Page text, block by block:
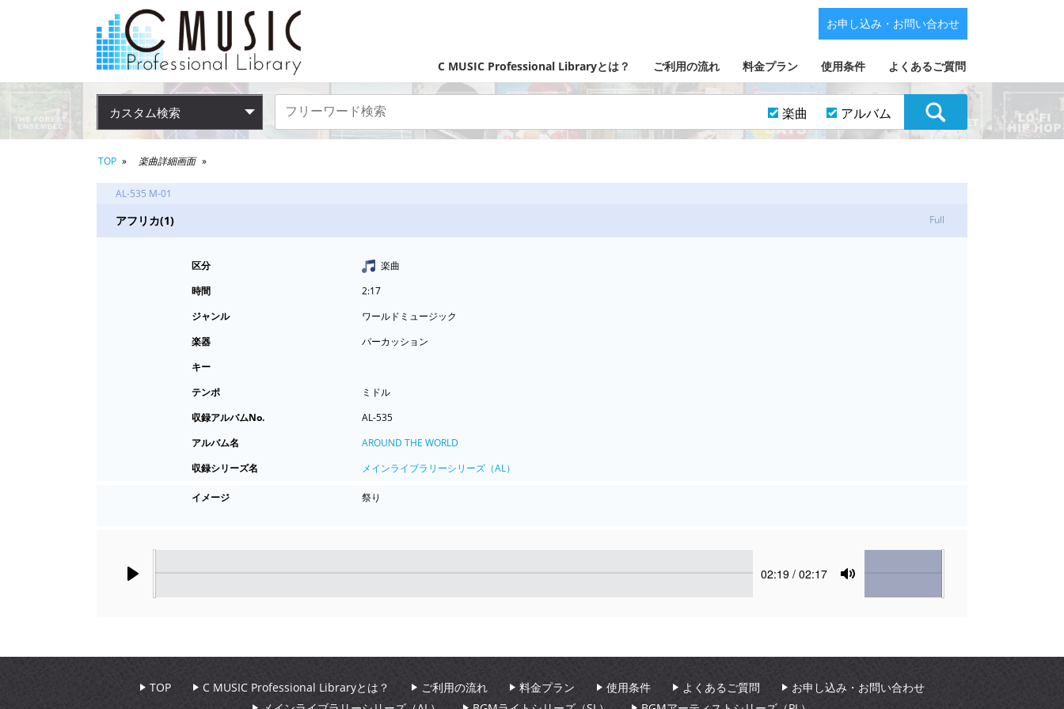
C MUSIC Professional Libraryとは？ ご利用の流れ 料金プラン 使用条件 よくあるご質問
お申し込み・お問い合わせ
カスタム検索 楽曲 アルバム
TOP 楽曲詳細画面
AL-535 M-01
アフリカ(1) Full
区分
楽曲
時間
2:17
ジャンル
ワールドミュージック
楽器
パーカッション
キー
テンポ
ミドル
収録アルバムNo.
AL-535
アルバム名
AROUND THE WORLD
収録シリーズ名
メインライブラリーシリーズ（AL）
イメージ 祭り
Current
02:19 / 02:17
Mute
Volume
TOP C MUSIC Professional Libraryとは？ ご利用の流れ 料金プラン 使用条件 よくあるご質問
お申し込み・お問い合わせ